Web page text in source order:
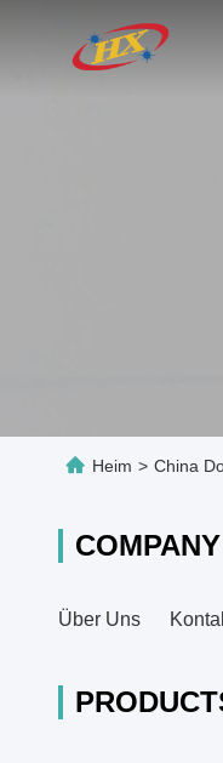
Heim > China
COMPANY
Über Uns